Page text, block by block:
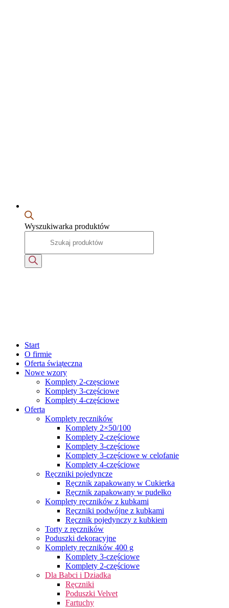
Wyszukiwarka produktów
Start
O firmie
Oferta świąteczna
Nowe wzory
Komplety 2-częsciowe
Komplety 3-częściowe
Komplety 4-częściowe
Oferta
Komplety ręczników
Komplety 2×50/100
Komplety 2-częściowe
Komplety 3-częściowe
Komplety 3-częściowe w celofanie
Komplety 4-częściowe
Ręczniki pojedyncze
Ręcznik zapakowany w Cukierka
Ręcznik zapakowany w pudełko
Komplety ręczników z kubkami
Ręczniki podwójne z kubkami
Ręcznik pojedynczy z kubkiem
Torty z ręczników
Poduszki dekoracyjne
Komplety ręczników 400 g
Komplety 3-częściowe
Komplety 2-częściowe
Dla Babci i Dziadka
Ręczniki
Poduszki Velvet
Fartuchy